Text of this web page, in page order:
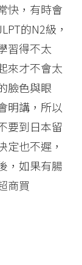
快，有時會
的N2級，
習得不太
來才不會太
臉色與眼
明講，所以
要到日本留
定也不遲，
，如果有腸
商買